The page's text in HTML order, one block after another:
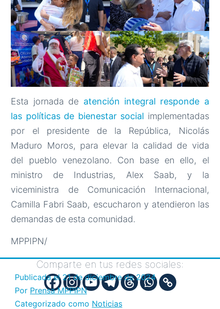
Esta jornada de atención integral responde a
las políticas de bienestar social implementadas
por el presidente de la República, Nicolás
Maduro Moros, para elevar la calidad de vida
del pueblo venezolano. Con base en ello, el
ministro de Industrias, Alex Saab, y la
viceministra de Comunicación Internacional,
Camilla Fabri Saab, escucharon y atendieron las
demandas de esta comunidad.
MPPIPN/
Comparte en tus redes sociales:
Publicada el 21 de diciembre de 2024
Por Prensa MPPIPN
Categorizado como Noticias